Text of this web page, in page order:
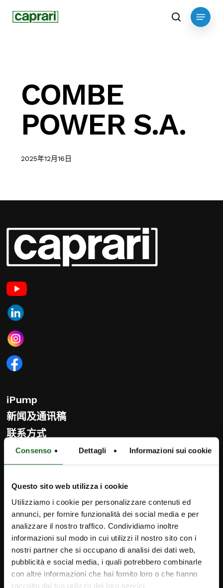
Consenso Dettagli Informazioni sui cookie
Questo sito web utilizza i cookie
Utilizziamo i cookie per personalizzare contenuti ed
annunci, per fornire funzionalità dei social media e per
analizzare il nostro traffico. Condividiamo inoltre
informazioni sul modo in cui utilizzi il nostro sito con i
nostri partner che si occupano di analisi dei dati web,
pubblicità e social media, i quali potrebbero combinarle
con altre informazioni che hai fornito loro o che hanno
raccolto dal tuo utilizzo dei loro servizi.
search
Menu
COMBE
POWER S.A.
2025年12月16日
iPump
新闻及通讯稿
联系方式
和我们一起工作
产品
潜水深井泵与潜水电机
干式离心泵
污水泵与系统